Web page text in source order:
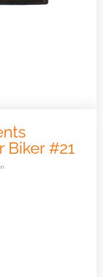
Biker #21